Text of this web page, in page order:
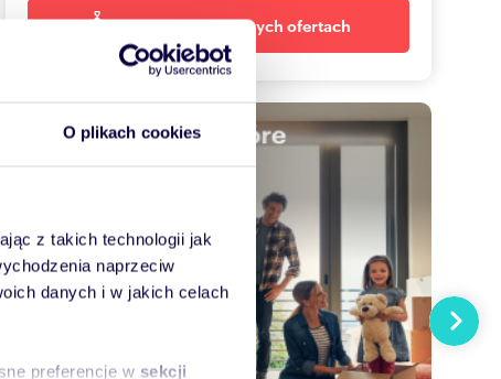
O plikach cookies
z takich technologii jak
naprzeciw
danych i w jakich celach
preferencje w sekcji
Powiadom o nowych ofertach